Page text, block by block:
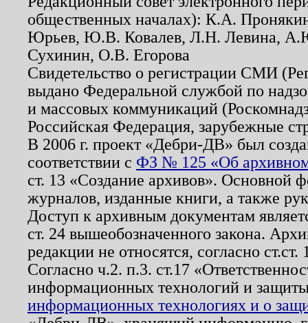
общественных началах): К.А.
Юрьев, Ю.В. Ковалев, Л.Н. Левина,
Сухинин, О.В. Егорова
Свидетельство о регистрации СМИ
выдано Федеральной службой по
и массовых коммуникаций
Российская Федерация, зарубежные
В 2006 г. проект «Дебри-ДВ» был
соответствии с ФЗ № 125 «Об
ст. 13 «Создание архивов». Основной
журналов, изданные книги, а также
Доступ к архивным документам
ст. 24 вышеобозначенного закона.
редакции не относятся, согласно
Согласно ч.2. п.3. ст.17
информационных технологий и
информационных технологиях и о